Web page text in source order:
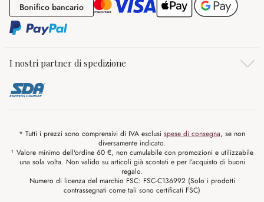
Bonifico bancarioBonifico bancario
I nostri partner di spedizione
* Tutti i prezzi sono comprensivi di IVA esclusi spese di consegna, se non
diversamente indicato.
¹ Valore minimo dell'ordine 60 €, non cumulabile con promozioni e utilizzabile
una sola volta. Non valido su articoli già scontati e per l’acquisto di buoni
regalo.
Numero di licenza del marchio FSC: FSC-C136992 (Solo i prodotti
contrassegnati come tali sono certificati FSC)